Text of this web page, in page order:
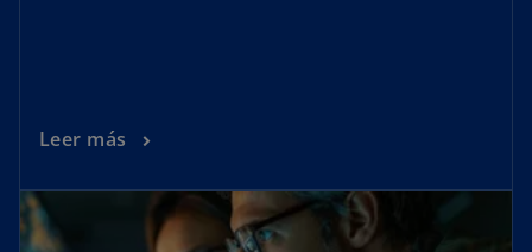
Leer más